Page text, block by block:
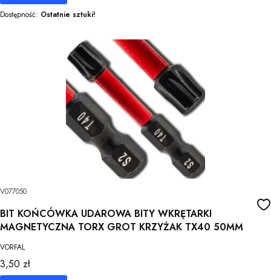
Dostępność: Ostatnie sztuki!
V077050
BIT KOŃCÓWKA UDAROWA BITY WKRĘTARKI
MAGNETYCZNA TORX GROT KRZYŻAK TX40 50MM
VORFAL
Cena
3,50 zł